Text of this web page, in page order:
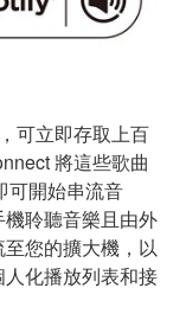
可立即存取上百
將這些歌曲
可開始串流音
聆聽音樂且由外
您的擴大機，以
化播放列表和接